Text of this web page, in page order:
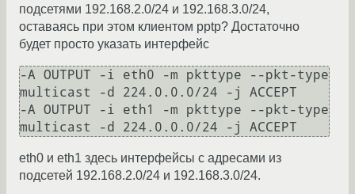
подсетями 192.168.2.0/24 и 192.168.3.0/24,
оставаясь при этом клиентом pptp? Достаточно
будет просто указать интерфейс
-A OUTPUT -i eth0 -m pkttype --pkt-type
multicast -d 224.0.0.0/24 -j ACCEPT
-A OUTPUT -i eth1 -m pkttype --pkt-type
eth0 и eth1 здесь интерфейсы с адресами из
подсетей 192.168.2.0/24 и 192.168.3.0/24.